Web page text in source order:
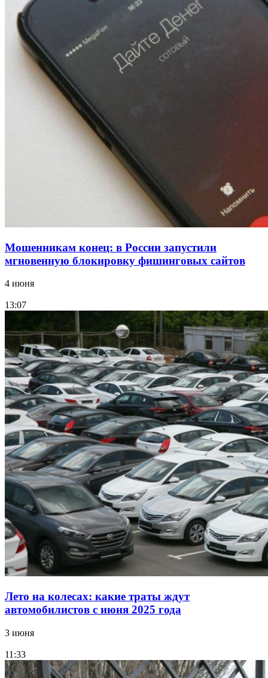
Покушение на убийство в Волгограде: девушка
напала на незнакомую женщину с ножом
12:39
Сладкий праздник в Волгограде: в Центральном
парке прошёл фестиваль „Арбузный переполох“
Волгоградские компании нарастили экспорт:
заключены контракты на 3,6 млн долларов
Мошенникам конец: в России запустили
мгновенную блокировку фишинговых сайтов
4 июня
13:07
Лето на колесах: какие траты ждут
автомобилистов с июня 2025 года
3 июня
11:33